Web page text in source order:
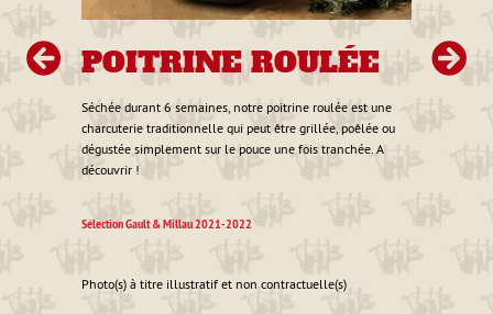
POITRINE ROULÉE
Séchée durant 6 semaines, notre poitrine roulée est une
charcuterie traditionnelle qui peut être grillée, poêlée ou
dégustée simplement sur le pouce une fois tranchée. A
découvrir !
Sélection Gault & Millau 2021-2022
Photo(s) à titre illustratif et non contractuelle(s)